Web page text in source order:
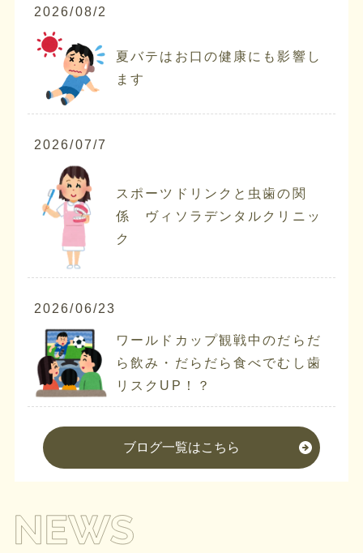
2026/08/2
夏バテはお口の健康にも影響し
ます
2026/07/7
スポーツドリンクと虫歯の関
係 ヴィソラデンタルクリニッ
ク
2026/06/23
ワールドカップ観戦中のだらだ
ら飲み・だらだら食べでむし歯
リスクUP！？
ブログ一覧はこちら